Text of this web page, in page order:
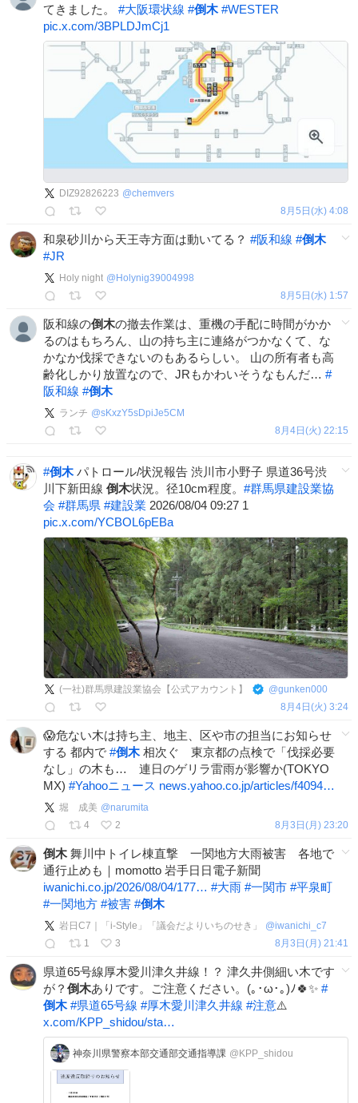
てきました。 #大阪環状線 #倒木 #WESTER
pic.x.com/3BPLDJmCj1
DIZ92826223 @chemvers
8月5日(水) 4:08
和泉砂川から天王寺方面は動いてる？ #阪和線 #倒木
#JR
Holy night @ Holynig39004998
8月5日(水) 1:57
阪和線の倒木の撤去作業は、重機の手配に時間がかか
るのはもちろん、山の持ち主に連絡がつかなくて、な
かなか伐採できないのもあるらしい。 山の所有者も高
齢化しかり放置なので、JRもかわいそうなもんだ… #
阪和線 #倒木
ランチ @sKxzY5sDpiJe5CM
8月4日(火) 22:15
#倒木パトロール/状況報告 渋川市小野子 県道36号渋
川下新田線 倒木状況。径10cm程度。 #群馬県建設業協
会 #群馬県 #建設業 2026/08/04 09:27 1
pic.x.com/YCBOL6pEBa
(一社)群馬県建設業協会【公式アカウント】 @gunken000
8月4日(火) 3:24
😱危ない木は持ち主、地主、区や市の担当にお知らせ
する 都内で #倒木相次ぐ 東京都の点検で「伐採必要
なし」の木も… 連日のゲリラ雷雨が影響か(TOKYO
MX) #Yahooニュース news.yahoo.co.jp/articles/f4094…
堀 成美 @narumita
4
2 8月3日(月) 23:20
倒木舞川中トイレ棟直撃 一関地方大雨被害 各地で
通行止めも｜momotto 岩手日日電子新聞
iwanichi.co.jp/2026/08/04/177… #大雨 #一関市 #平泉町
#一関地方 #被害 #倒木
岩日C7｜「i-Style」「議会だよりいちのせき」 @iwanichi_c7
1
3 8月3日(月) 21:41
県道65号線厚木愛川津久井線！？ 津久井側細い木です
が？ 倒木ありです。ご注意ください。(⁠｡⁠･⁠ω⁠･⁠｡⁠)⁠ﾉ⁠🍀✨ #
倒木 #県道65号線 #厚木愛川津久井線 #注意⚠️
x.com/KPP_shidou/sta…
神奈川県警察本部交通部交通指導課 @KPP_shidou